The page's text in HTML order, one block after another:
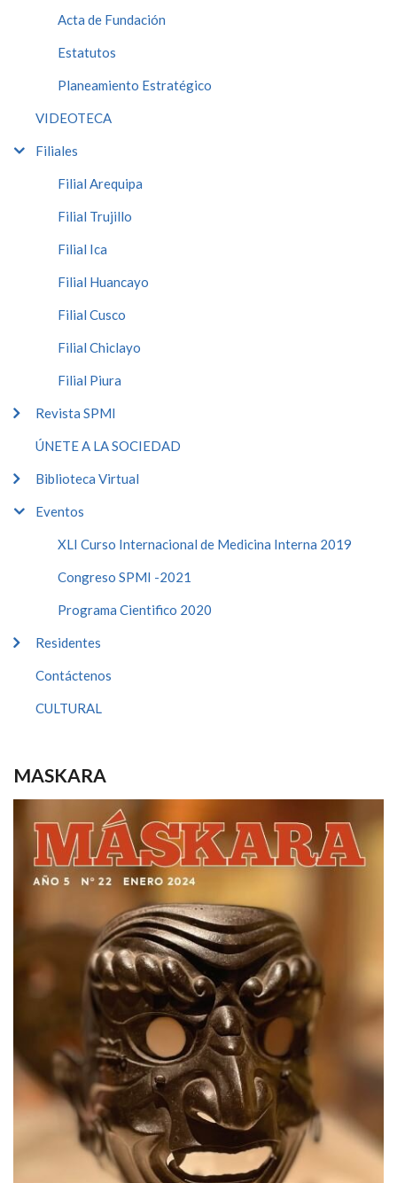
Acta de Fundación
Estatutos
Planeamiento Estratégico
VIDEOTECA
Filiales
Filial Arequipa
Filial Trujillo
Filial Ica
Filial Huancayo
Filial Cusco
Filial Chiclayo
Filial Piura
Revista SPMI
ÚNETE A LA SOCIEDAD
Biblioteca Virtual
Eventos
XLI Curso Internacional de Medicina Interna 2019
Congreso SPMI -2021
Programa Cientifico 2020
Residentes
Contáctenos
CULTURAL
MASKARA